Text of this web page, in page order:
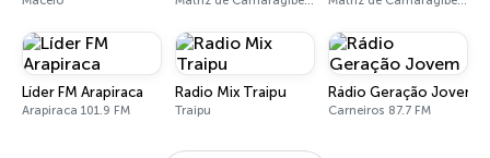
Líder FM Arapiraca
Arapiraca 101.9 FM
Radio Mix Traipu
Traipu
Rádio Geração Jovem
Carneiros 87.7 FM